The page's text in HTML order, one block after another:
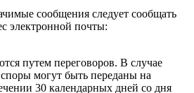
сообщения следует сообщать
электронной почты:
путем переговоров. В случае
могут быть переданы на
30 календарных дней со дня